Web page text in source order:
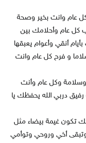
عام وانت بخير وصحة
كل عام وأحلامك بين
أنقي وأعوام يعبقها
و فرح كل عام وانت
وكل عام وأنت
دربي الله يحفظك يا
تكون غيمة بيضاء مثل
أخي وروحي وتوأمي